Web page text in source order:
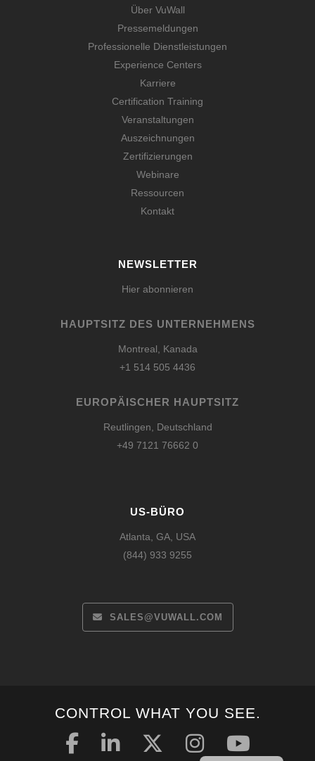
Über VuWall
Pressemeldungen
Professionelle Dienstleistungen
Experience Centers
Karriere
Certification Training
Veranstaltungen
Auszeichnungen
Zertifizierungen
Webinare
Ressourcen
Kontakt
NEWSLETTER
Hier abonnieren
HAUPTSITZ DES UNTERNEHMENS
Montreal, Kanada
+1 514 505 4436
EUROPÄISCHER HAUPTSITZ
Reutlingen, Deutschland
+49 7121 76662 0
US-BÜRO
Atlanta, GA, USA
(844) 933 9255
SALES@VUWALL.COM
CONTROL WHAT YOU SEE.
English
Español